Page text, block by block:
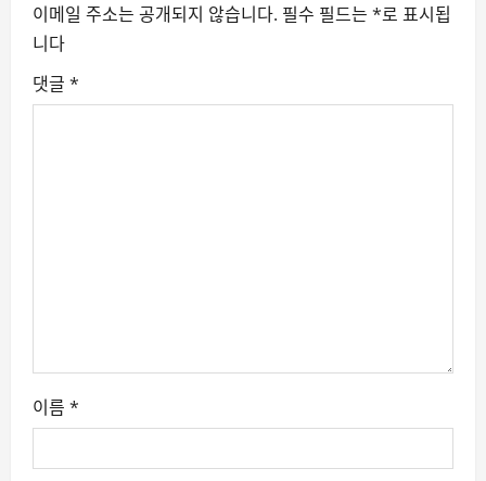
v
i
g
이메일 주소는 공개되지 않습니다. 필수 필드는 *로 표시됩
니다
댓글 *
이름 *